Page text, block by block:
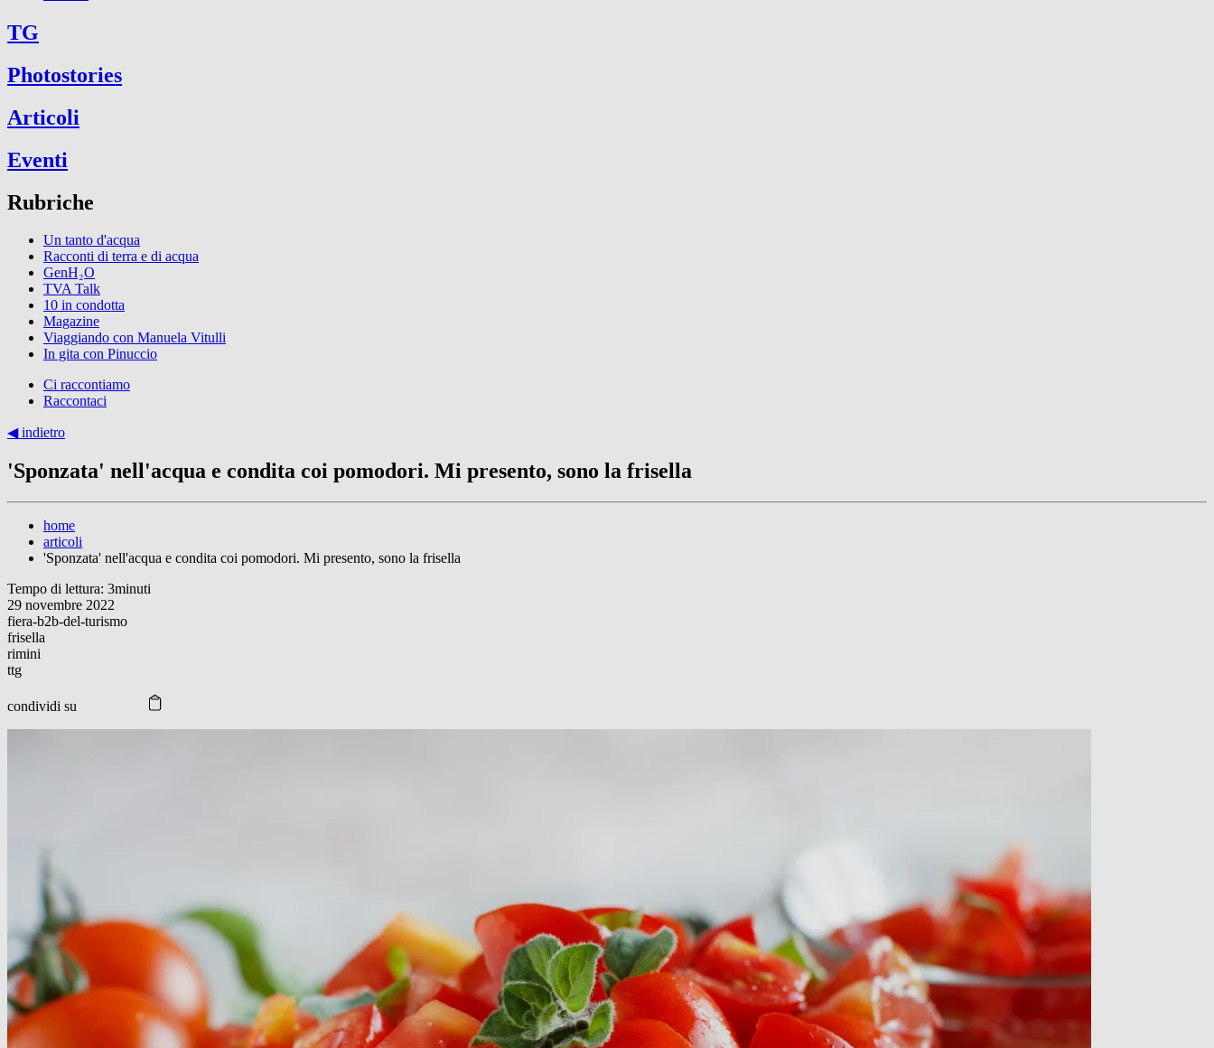
TG
Photostories
Articoli
Eventi
Rubriche
Un tanto d'acqua
Racconti di terra e di acqua
GenH₂O
TVA Talk
10 in condotta
Magazine
Viaggiando con Manuela Vitulli
In gita con Pinuccio
Ci raccontiamo
Raccontaci
◀︎ indietro
'Sponzata' nell'acqua e condita coi pomodori. Mi presento, sono la frisella
home
articoli
'Sponzata' nell'acqua e condita coi pomodori. Mi presento, sono la frisella
Tempo di lettura: 3minuti
29 novembre 2022
fiera-b2b-del-turismo
frisella
rimini
ttg
condividi su